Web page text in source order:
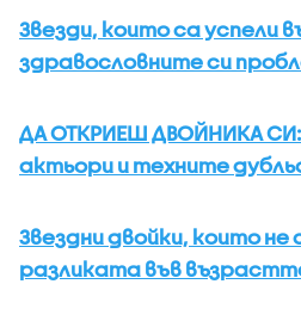
Звезди, които са успели
здравословните си
ДА ОТКРИЕШ ДВОЙНИКА СИ:
актьори и техните
Звездни двойки, които
разликата във